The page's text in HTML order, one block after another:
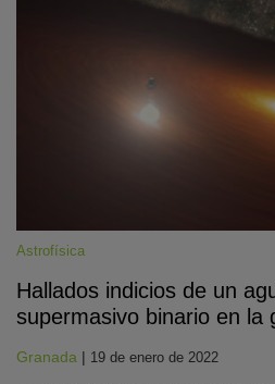
Astrofísica
Hallados indicios de un
supermasivo binario en la
Granada | 19 de enero de 2022